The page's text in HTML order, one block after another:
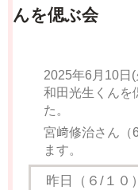
んを偲ぶ会
2025年6月10日
和田光生くんを
た。
宮﨑修治さん（
ます。
昨日（６/１